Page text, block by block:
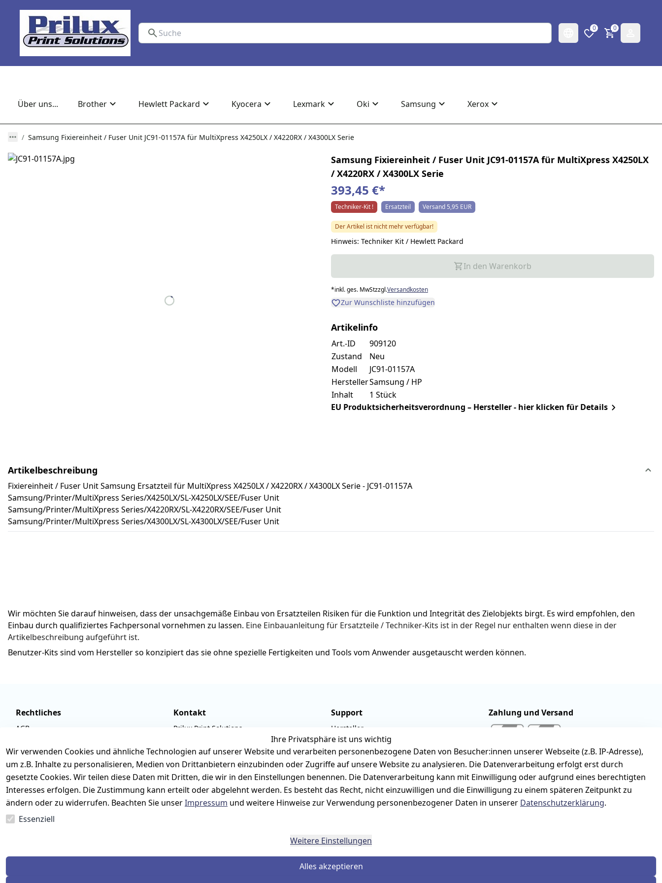
0 0
Über uns... Brother Hewlett Packard Kyocera Lexmark Oki Samsung Xerox
Samsung Fixiereinheit / Fuser Unit JC91-01157A für MultiXpress X4250LX / X4220RX / X4300LX Serie
Samsung Fixiereinheit / Fuser Unit JC91-01157A für MultiXpress X4250LX
/ X4220RX / X4300LX Serie
393,45 €*
Techniker-Kit ! Ersatzteil Versand 5,95 EUR
Der Artikel ist nicht mehr verfügbar!
Hinweis: Techniker Kit / Hewlett Packard
In den Warenkorb
*inkl. ges. MwStzzgl.Versandkosten
Zur Wunschliste hinzufügen
Artikelinfo
Art.-ID
909120
Zustand
Neu
Modell
JC91-01157A
HerstellerSamsung / HP
Inhalt
1 Stück
EU Produktsicherheitsverordnung – Hersteller - hier klicken für Details
Artikelbeschreibung
Fixiereinheit / Fuser Unit Samsung Ersatzteil für MultiXpress X4250LX / X4220RX / X4300LX Serie - JC91-01157A
Samsung/Printer/MultiXpress Series/X4250LX/SL-X4250LX/SEE/Fuser Unit
Samsung/Printer/MultiXpress Series/X4220RX/SL-X4220RX/SEE/Fuser Unit
Samsung/Printer/MultiXpress Series/X4300LX/SL-X4300LX/SEE/Fuser Unit
Wir möchten Sie darauf hinweisen, dass der unsachgemäße Einbau von Ersatzteilen Risiken für die Funktion und Integrität des Zielobjekts birgt. Es wird empfohlen, den
Einbau durch qualifiziertes Fachpersonal vornehmen zu lassen. Eine Einbauanleitung für Ersatzteile / Techniker-Kits ist in der Regel nur enthalten wenn diese in der
Artikelbeschreibung aufgeführt ist.
Benutzer-Kits sind vom Hersteller so konzipiert das sie ohne spezielle Fertigkeiten und Tools vom Anwender ausgetauscht werden können.
Ihre Privatsphäre ist uns wichtig
Wir verwenden Cookies und ähnliche Technologien auf unserer Website und verarbeiten personenbezogene Daten von Besucher:innen unserer Webseite (z.B. IP-Adresse),
um z.B. Inhalte zu personalisieren, Medien von Drittanbietern einzubinden oder Zugriffe auf unsere Website zu analysieren. Die Datenverarbeitung erfolgt erst durch
gesetzte Cookies. Wir teilen diese Daten mit Dritten, die wir in den Einstellungen benennen. Die Datenverarbeitung kann mit Einwilligung oder aufgrund eines berechtigten
Interesses erfolgen. Die Zustimmung kann erteilt oder abgelehnt werden. Es besteht das Recht, nicht einzuwilligen und die Einwilligung zu einem späteren Zeitpunkt zu
ändern oder zu widerrufen. Beachten Sie unserImpressum und weitere Hinweise zur Verwendung personenbezogener Daten in unserer Datenschutzerklärung.
Essenziell
Weitere Einstellungen
Alles akzeptieren
Rechtliches
AGB
Barrierefreiheitserklärung
Widerrufsbelehrung
Retoureninfo
Kontakt
Prilux Print Solutions
D-63322 Rödermark
Tel.: 06074 6940657
Email: info@prilux-shop.de
Mo.-Fr. 09:00 bis 12:00 Uhr
Support
Hersteller
Fehlermeldungen
Druckqualität
Wartungskit
Roller-Diagramm
Ersatzteile aus eigenen Lagerbestand
Zahlung und Versand